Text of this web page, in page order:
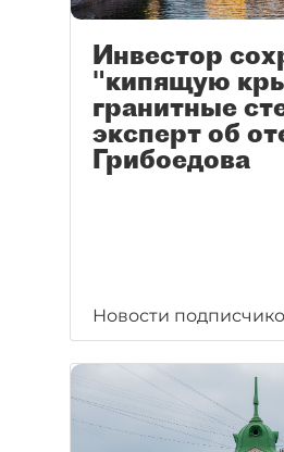
Инвестор
"кипящую
гранитные
эксперт об
Грибоедова
Новости